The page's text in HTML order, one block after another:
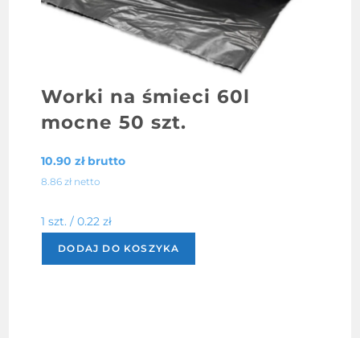
Worki na śmieci 60l
mocne 50 szt.
10.90złbrutto
8.86zł netto
1 szt. / 0.22zł
DODAJ DO KOSZYKA